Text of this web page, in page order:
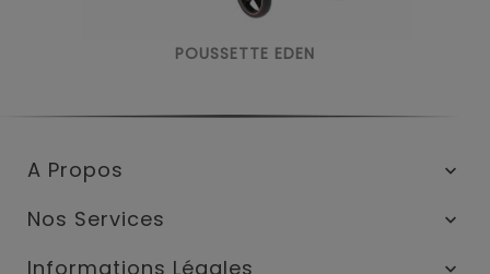
POUSSETTE EDEN
A Propos 
Nos Services 
Informations Légales